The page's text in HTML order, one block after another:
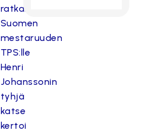
ratkaisi
Suomen
mestaruuden
TPS:lle
Henri
Johanssonin
tyhjä
katse
kertoi